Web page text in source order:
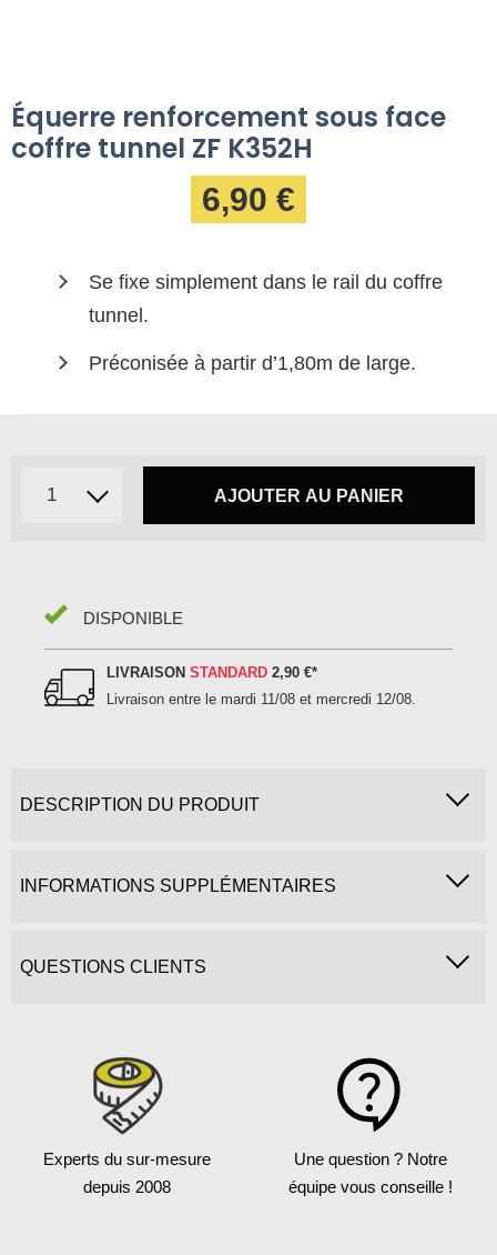
Équerre renforcement sous face
coffre tunnel ZF K352H
6,90 €
Se fixe simplement dans le rail du coffre
tunnel.
Préconisée à partir d’1,80m de large.
AJOUTER AU PANIER
DISPONIBLE
LIVRAISONSTANDARD 2,90 €*
Livraison entre le mardi 11/08 et mercredi 12/08.
DESCRIPTION DU PRODUIT
INFORMATIONS SUPPLÉMENTAIRES
QUESTIONS CLIENTS
Experts du sur-mesure
depuis 2008
Une question ? Notre
équipe vous conseille !